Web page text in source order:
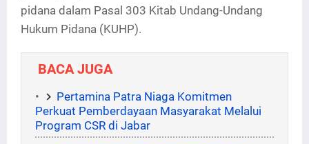
pidana dalam Pasal 303 Kitab Undang-Undang
Hukum Pidana (KUHP).
BACA JUGA
Pertamina Patra Niaga Komitmen
Perkuat Pemberdayaan Masyarakat Melalui
Program CSR di Jabar